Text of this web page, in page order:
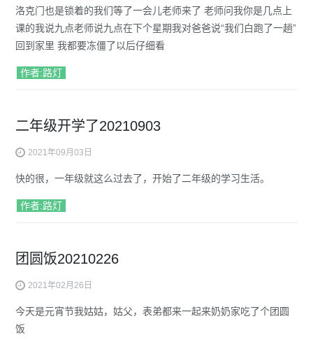
洛克门也是锁着的我们等了一会儿老师来了 老师问我你是几点上
课的我说九点老师说九点在下个星期我对爸爸说“我们白跑了一趟”
回到家里 我都要冻僵了以后仔细看
作者:路灯
二年级开学了20210903
2021年09月03日
快的很，一年级就这么过去了，开始了二年级的学习生活。
作者:路灯
团圆饭20210226
2021年02月26日
今天是元宵节我姑姑，姑父，表弟都来一起来奶奶家吃了个团圆
饭